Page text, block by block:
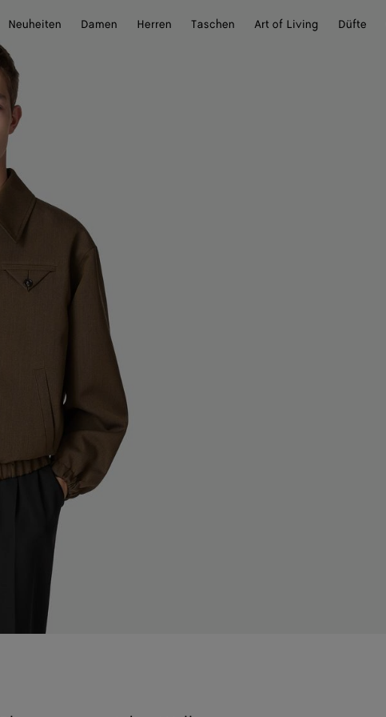
Neuheiten
Damen Herren Taschen Art of Living Düfte